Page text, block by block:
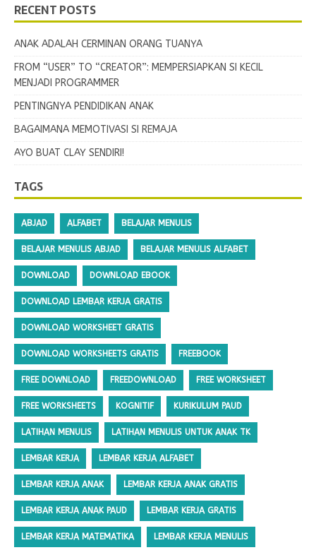
RECENT POSTS
ANAK ADALAH CERMINAN ORANG TUANYA
FROM “USER” TO “CREATOR”: MEMPERSIAPKAN SI KECIL
MENJADI PROGRAMMER
PENTINGNYA PENDIDIKAN ANAK
BAGAIMANA MEMOTIVASI SI REMAJA
AYO BUAT CLAY SENDIRI!
TAGS
ABJAD ALFABET BELAJAR MENULIS
BELAJAR MENULIS ABJAD BELAJAR MENULIS ALFABET
DOWNLOAD DOWNLOAD EBOOK
DOWNLOAD LEMBAR KERJA GRATIS
DOWNLOAD WORKSHEET GRATIS
DOWNLOAD WORKSHEETS GRATIS FREEBOOK
FREE DOWNLOAD FREEDOWNLOAD FREE WORKSHEET
FREE WORKSHEETS KOGNITIF KURIKULUM PAUD
LATIHAN MENULIS LATIHAN MENULIS UNTUK ANAK TK
LEMBAR KERJA LEMBAR KERJA ALFABET
LEMBAR KERJA ANAK LEMBAR KERJA ANAK GRATIS
LEMBAR KERJA ANAK PAUD LEMBAR KERJA GRATIS
LEMBAR KERJA MATEMATIKA LEMBAR KERJA MENULIS